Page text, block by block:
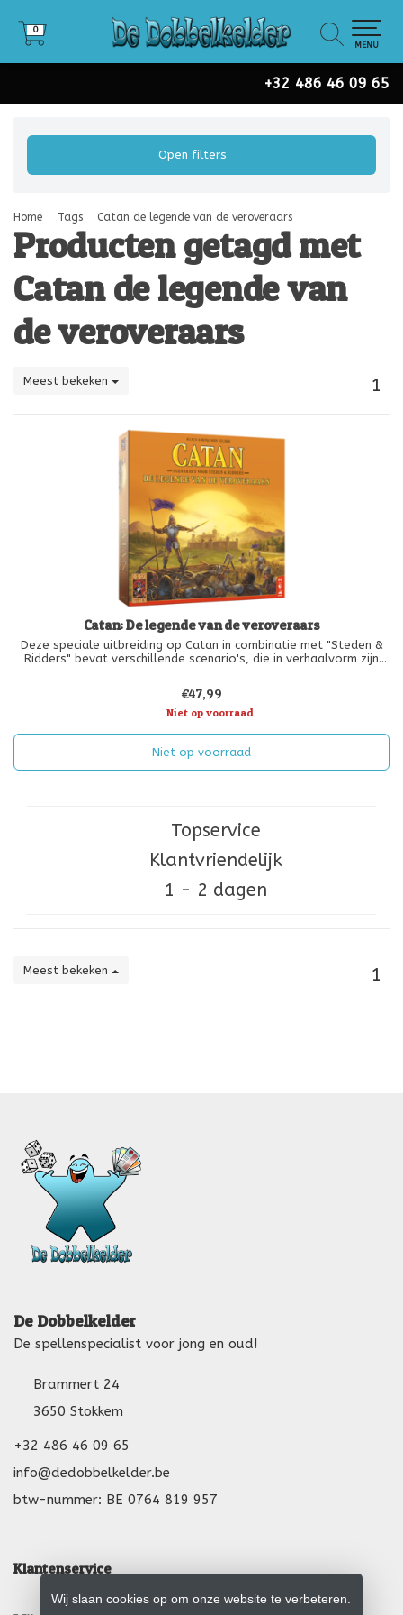
+32 486 46 09 65
0
0
MENU
Open filters
Home Tags Catan de legende van de veroveraars
Producten getagd met
Catan de legende van
de veroveraars
Meest bekeken 1
Catan: De legende van de veroveraars
Deze speciale uitbreiding op Catan in combinatie met "Steden &
Ridders" bevat verschillende scenario's, die in verhaalvorm zijn
€47,99
Niet op voorraad
Niet op voorraad
Topservice
Klantvriendelijk
1 - 2 dagen
Meest bekeken 1
De Dobbelkelder
De spellenspecialist voor jong en oud!
Brammert 24
3650 Stokkem
+32 486 46 09 65
info@dedobbelkelder.be
btw-nummer: BE 0764 819 957
Klantenservice
Wij slaan cookies op om onze website te verbeteren.